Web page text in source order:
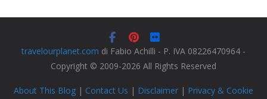
travelourplanet.com di Fabio Achilli - P. IVA 08226470964 -
Copyright © 2009-2026 All Rights Reserved
About This Blog | Contact Us | Disclaimer | Privacy & Cookie